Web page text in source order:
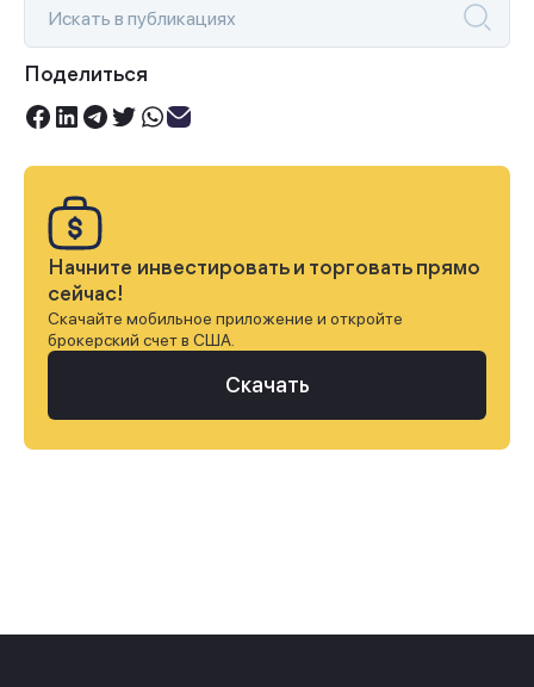
Поделиться
Начните инвестировать и торговать прямо
сейчас!
Скачайте мобильное приложение и откройте
брокерский счет в США.
Скачать